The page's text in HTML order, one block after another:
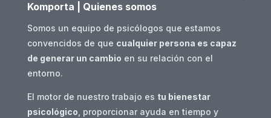
Komporta | Quienes somos
Somos un equipo de psicólogos que estamos
convencidos de que cualquier persona es capaz
de generar un cambio en su relación con el
entorno.
El motor de nuestro trabajo es tu bienestar
psicológico , proporcionar ayuda en tiempo y